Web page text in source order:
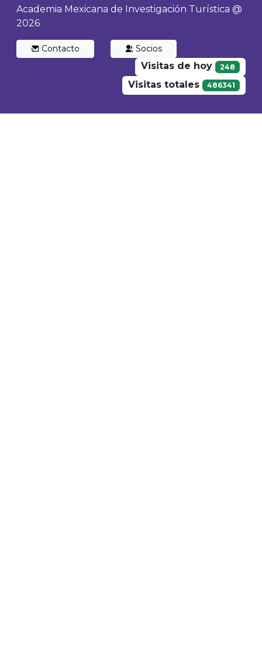
Academia Mexicana de Investigación Turística @
2026
Contacto Socios
Visitas de hoy 248
Visitas totales 486341